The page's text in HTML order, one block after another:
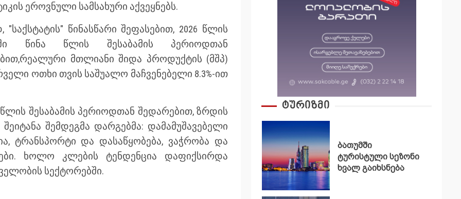
ეროვნული სამსახური აქვეყნებს.
"საქსტატის" წინასწარი შეფასებით, 2026 წლის
წინა წლის შესაბამის პერიოდთან
მთლიანი შიდა პროდუქტის (მშპ)
ოთხი თვის საშუალო მაჩვენებელი 8.3%-ით
შესაბამის პერიოდთან შედარებით, ზრდის
შემდეგმა დარგებმა: დამამუშავებელი
ტრანსპორტი და დასაწყობება, ვაჭრობა და
ხოლო კლების ტენდენცია დაფიქსირდა
სექტორებში.
ტურიზმი
ბათუმში
ტურისტული სეზონი
ხვალ გაიხსნება